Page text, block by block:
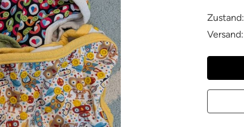
Zustand:
Versand: